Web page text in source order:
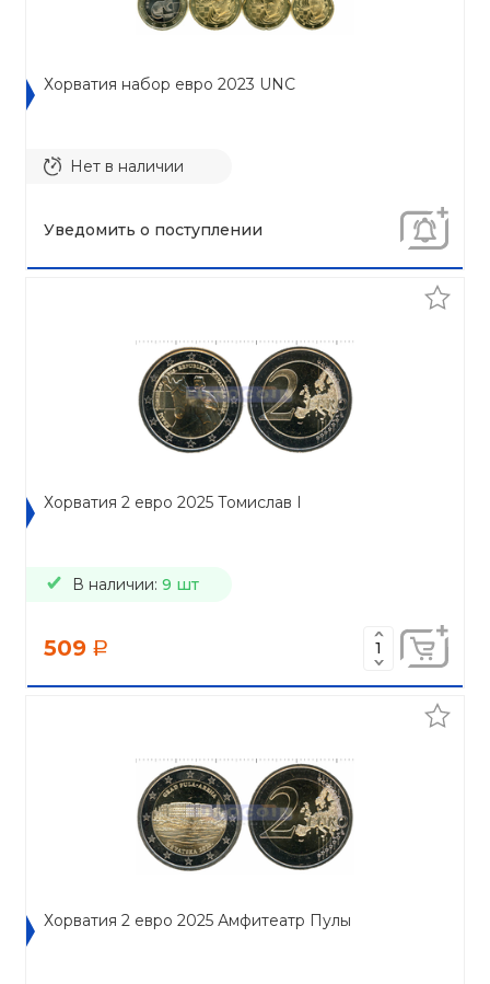
Хорватия набор евро 2023 UNC
Нет в наличии
Уведомить о поступлении
Хорватия 2 евро 2025 Томислав I
В наличии: 9 шт
509 a
Хорватия 2 евро 2025 Амфитеатр Пулы